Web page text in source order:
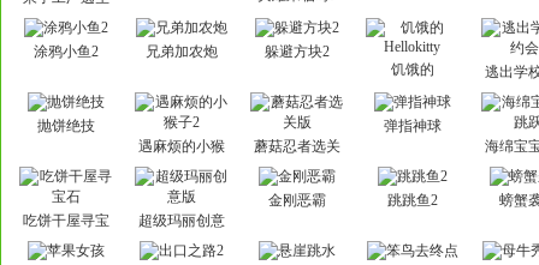
涂鸦小鱼2 兄弟加农炮
躲避方块2
饥饿的
逃出学
抛饼绝技
遇麻烦的小猴
蘑菇忍者选关
弹指神球
海绵宝
吃饼干屋寻宝
超级玛丽创意
金刚恶霸 跳跳鱼2 螃蟹